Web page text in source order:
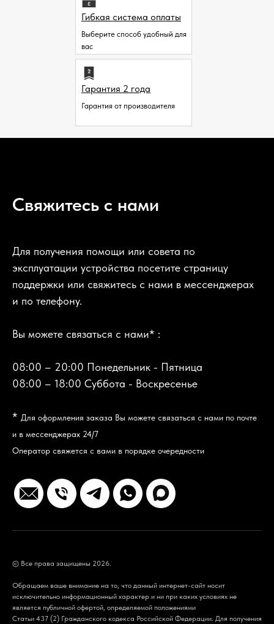
Гибкая система оплаты
Выберите способ удобный для
вас
Гарантия 2 года
Гарантия от производителя
Свяжитесь с нами
Для получения помощи или совета по
эксплуатации устройства посетите страницу
поддержки или свяжитесь с нами в мессенджерах
и по телефону.
Вы можете связаться с нами* :
08:00 – 20:00 Понедельник - Пятница
08:00 – 18:00 Суббота - Воскресенье
* Для оформления заказа Вы можете связаться с нами по почте
и в мессенджерах 24/7
Оператор свяжется с вами в порядке очередности
© Все права защищены 2026.
Обращаем ваше внимание на то, что данный интернет-сайт носит
исключительно информационный характер и ни при каких условиях не
является публичной офертой, определяемой положениями
Статьи 437 (2) Гражданского кодекса Российской Федерации. Для получения